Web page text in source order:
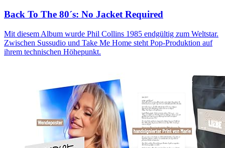
Back To The 80´s: No Jacket Required
Mit diesem Album wurde Phil Collins 1985 endgültig zum Weltstar.
Zwischen Sussudio und Take Me Home steht Pop-Produktion auf
ihrem technischen Höhepunkt.